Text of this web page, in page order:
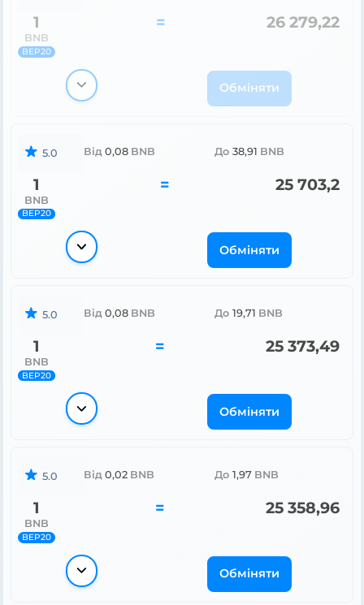
1
BNB
BEP20
= 26 279,22
Обміняти
5.0 Від 0,08 BNB До 38,91 BNB
1
BNB
BEP20
= 25 703,2
Обміняти
5.0 Від 0,08 BNB До 19,71 BNB
1
BNB
BEP20
= 25 373,49
Обміняти
5.0 Від 0,02 BNB До 1,97 BNB
1
BNB
BEP20
= 25 358,96
Обміняти